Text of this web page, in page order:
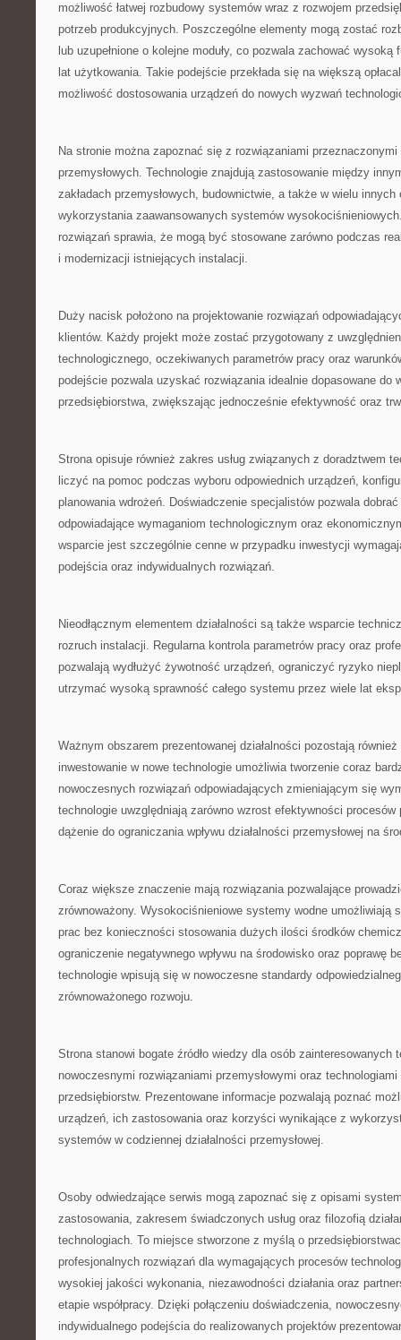
możliwość łatwej rozbudowy systemów wraz z rozwojem
potrzeb produkcyjnych. Poszczególne elementy mogą zostać
lub uzupełnione o kolejne moduły, co pozwala zachować
lat użytkowania. Takie podejście przekłada się na większą
możliwość dostosowania urządzeń do nowych wyzwań
Na stronie można zapoznać się z rozwiązaniami przeznaczonymi
przemysłowych. Technologie znajdują zastosowanie między
zakładach przemysłowych, budownictwie, a także w wielu
wykorzystania zaawansowanych systemów
rozwiązań sprawia, że mogą być stosowane zarówno podczas
i modernizacji istniejących instalacji.
Duży nacisk położono na projektowanie rozwiązań
klientów. Każdy projekt może zostać przygotowany z
technologicznego, oczekiwanych parametrów pracy oraz
podejście pozwala uzyskać rozwiązania idealnie dopasowane do
przedsiębiorstwa, zwiększając jednocześnie efektywność oraz
Strona opisuje również zakres usług związanych z doradztwem
liczyć na pomoc podczas wyboru odpowiednich urządzeń,
planowania wdrożeń. Doświadczenie specjalistów pozwala
odpowiadające wymaganiom technologicznym oraz
wsparcie jest szczególnie cenne w przypadku inwestycji
podejścia oraz indywidualnych rozwiązań.
Nieodłącznym elementem działalności są także wsparcie
rozruch instalacji. Regularna kontrola parametrów pracy oraz
pozwalają wydłużyć żywotność urządzeń, ograniczyć ryzyko
utrzymać wysoką sprawność całego systemu przez wiele lat
Ważnym obszarem prezentowanej działalności pozostają również
inwestowanie w nowe technologie umożliwia tworzenie coraz
nowoczesnych rozwiązań odpowiadających zmieniającym się
technologie uwzględniają zarówno wzrost efektywności procesów
dążenie do ograniczania wpływu działalności przemysłowej na
Coraz większe znaczenie mają rozwiązania pozwalające
zrównoważony. Wysokociśnieniowe systemy wodne umożliwiają
prac bez konieczności stosowania dużych ilości środków
ograniczenie negatywnego wpływu na środowisko oraz poprawę
technologie wpisują się w nowoczesne standardy
zrównoważonego rozwoju.
Strona stanowi bogate źródło wiedzy dla osób zainteresowanych
nowoczesnymi rozwiązaniami przemysłowymi oraz
przedsiębiorstw. Prezentowane informacje pozwalają poznać
urządzeń, ich zastosowania oraz korzyści wynikające z
systemów w codziennej działalności przemysłowej.
Osoby odwiedzające serwis mogą zapoznać się z opisami
zastosowania, zakresem świadczonych usług oraz filozofią
technologiach. To miejsce stworzone z myślą o
profesjonalnych rozwiązań dla wymagających procesów
wysokiej jakości wykonania, niezawodności działania oraz
etapie współpracy. Dzięki połączeniu doświadczenia,
indywidualnego podejścia do realizowanych projektów